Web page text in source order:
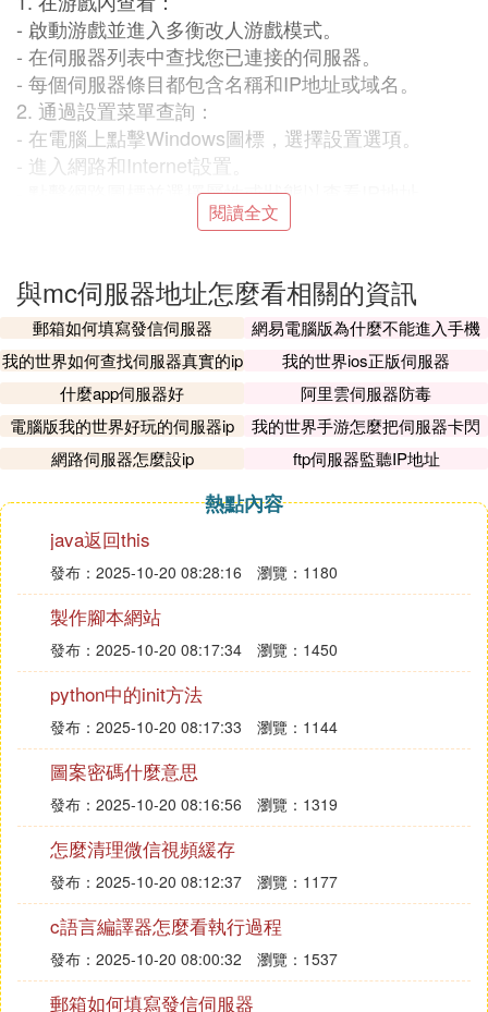
- 啟動游戲並進入多衡改人游戲模式。
- 在伺服器列表中查找您已連接的伺服器。
- 每個伺服器條目都包含名稱和IP地址或域名。
2. 通過設置菜單查詢：
- 在電腦上點擊Windows圖標，選擇設置選項。
- 進入網路和Internet設置。
- 點擊網路圖標並選擇屬性或狀態以查看IP地址。
- 如果是專用伺服器，顯示的IP地址即是伺服器的IP
- 如果您是伺服器的一部分或希望加入新伺服器，可
以直接向管理員或所有者詢問伺服器的地址。
4. 在線搜索：
- 對於公共衡搏伺服器，您可以在網上搜索伺服器地
址。
- 存在多個網站提供《我的世界》伺服器列表及其對
應的IP地址。
『叄』 我的世界地鐵伺服器怎麼看
在《我的世界》中查找或加入「地鐵」主題的伺服
器，可以通過以下幾種方式實現：
游戲內直接搜索
進入游戲主界面，點擊「多人游戲」 → 「添加
伺服器」。
在伺服器地址或名稱搜索欄中嘗試輸入關鍵詞：
「世界地鐵」
「地鐵」
「subway」或
可能更有效）。
部分伺服器可能顯示在公開列表中，但若未找
到，需通過其他方式獲取具體IP。
2.玩家或社區推薦
閱讀全文
與mc伺服器地址怎麼看相關的資訊
郵箱如何填寫發信伺服器
網易電腦版為什麼不能進入手機
伺服器
我的世界如何查找伺服器真實的ip
我的世界ios正版伺服器
什麼app伺服器好
阿里雲伺服器防毒
電腦版我的世界好玩的伺服器ip
我的世界手游怎麼把伺服器卡閃
退
網路伺服器怎麼設ip ftp伺服器監聽IP地址
熱點內容
java返回this
發布：2025-10-20 08:28:16 瀏覽：1180
製作腳本網站
發布：2025-10-20 08:17:34 瀏覽：1450
python中的init方法
發布：2025-10-20 08:17:33 瀏覽：1144
圖案密碼什麼意思
發布：2025-10-20 08:16:56 瀏覽：1319
怎麼清理微信視頻緩存
發布：2025-10-20 08:12:37 瀏覽：1177
c語言編譯器怎麼看執行過程
發布：2025-10-20 08:00:32 瀏覽：1537
郵箱如何填寫發信伺服器